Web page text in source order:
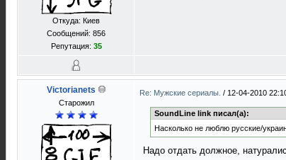
Откуда: Киев
Сообщений: 856
Репутация: 35
Victorianets
Старожил
Re: Мужские сериалы. / 12-04-2010
SoundLine link писал(а):
Насколько не люблю русские/
Надо отдать должное,